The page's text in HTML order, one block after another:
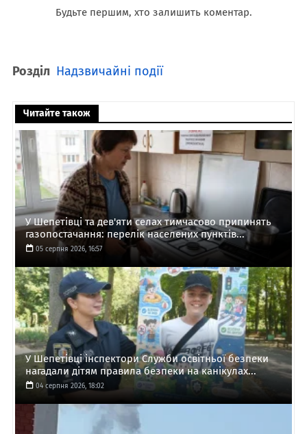
Будьте першим, хто залишить коментар.
Розділ Надзвичайні події
Читайте також
У Шепетівці та дев'яти селах тимчасово припинять
газопостачання: перелік населених пунктів...
05 серпня 2026, 16:57
У Шепетівці інспектори Служби освітньої безпеки
нагадали дітям правила безпеки на канікулах...
04 серпня 2026, 18:02